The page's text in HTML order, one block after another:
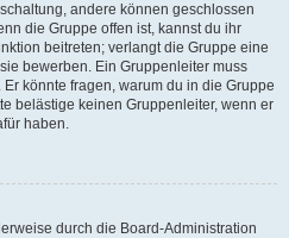
andere können geschlossen
die Gruppe offen ist, kannst du ihr
beitreten; verlangt die Gruppe eine
bewerben. Ein Gruppenleiter muss
könnte fragen, warum du in die Gruppe
belästige keinen Gruppenleiter, wenn er
haben.
durch die Board-Administration